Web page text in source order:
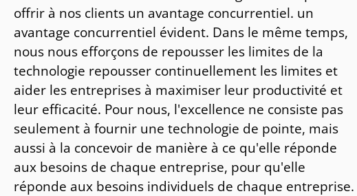
offrir à nos clients un avantage concurrentiel. un
avantage concurrentiel évident. Dans le même temps,
nous nous efforçons de repousser les limites de la
technologie repousser continuellement les limites et
aider les entreprises à maximiser leur productivité et
leur efficacité. Pour nous, l'excellence ne consiste pas
seulement à fournir une technologie de pointe, mais
aussi à la concevoir de manière à ce qu'elle réponde
aux besoins de chaque entreprise, pour qu'elle
réponde aux besoins individuels de chaque entreprise.